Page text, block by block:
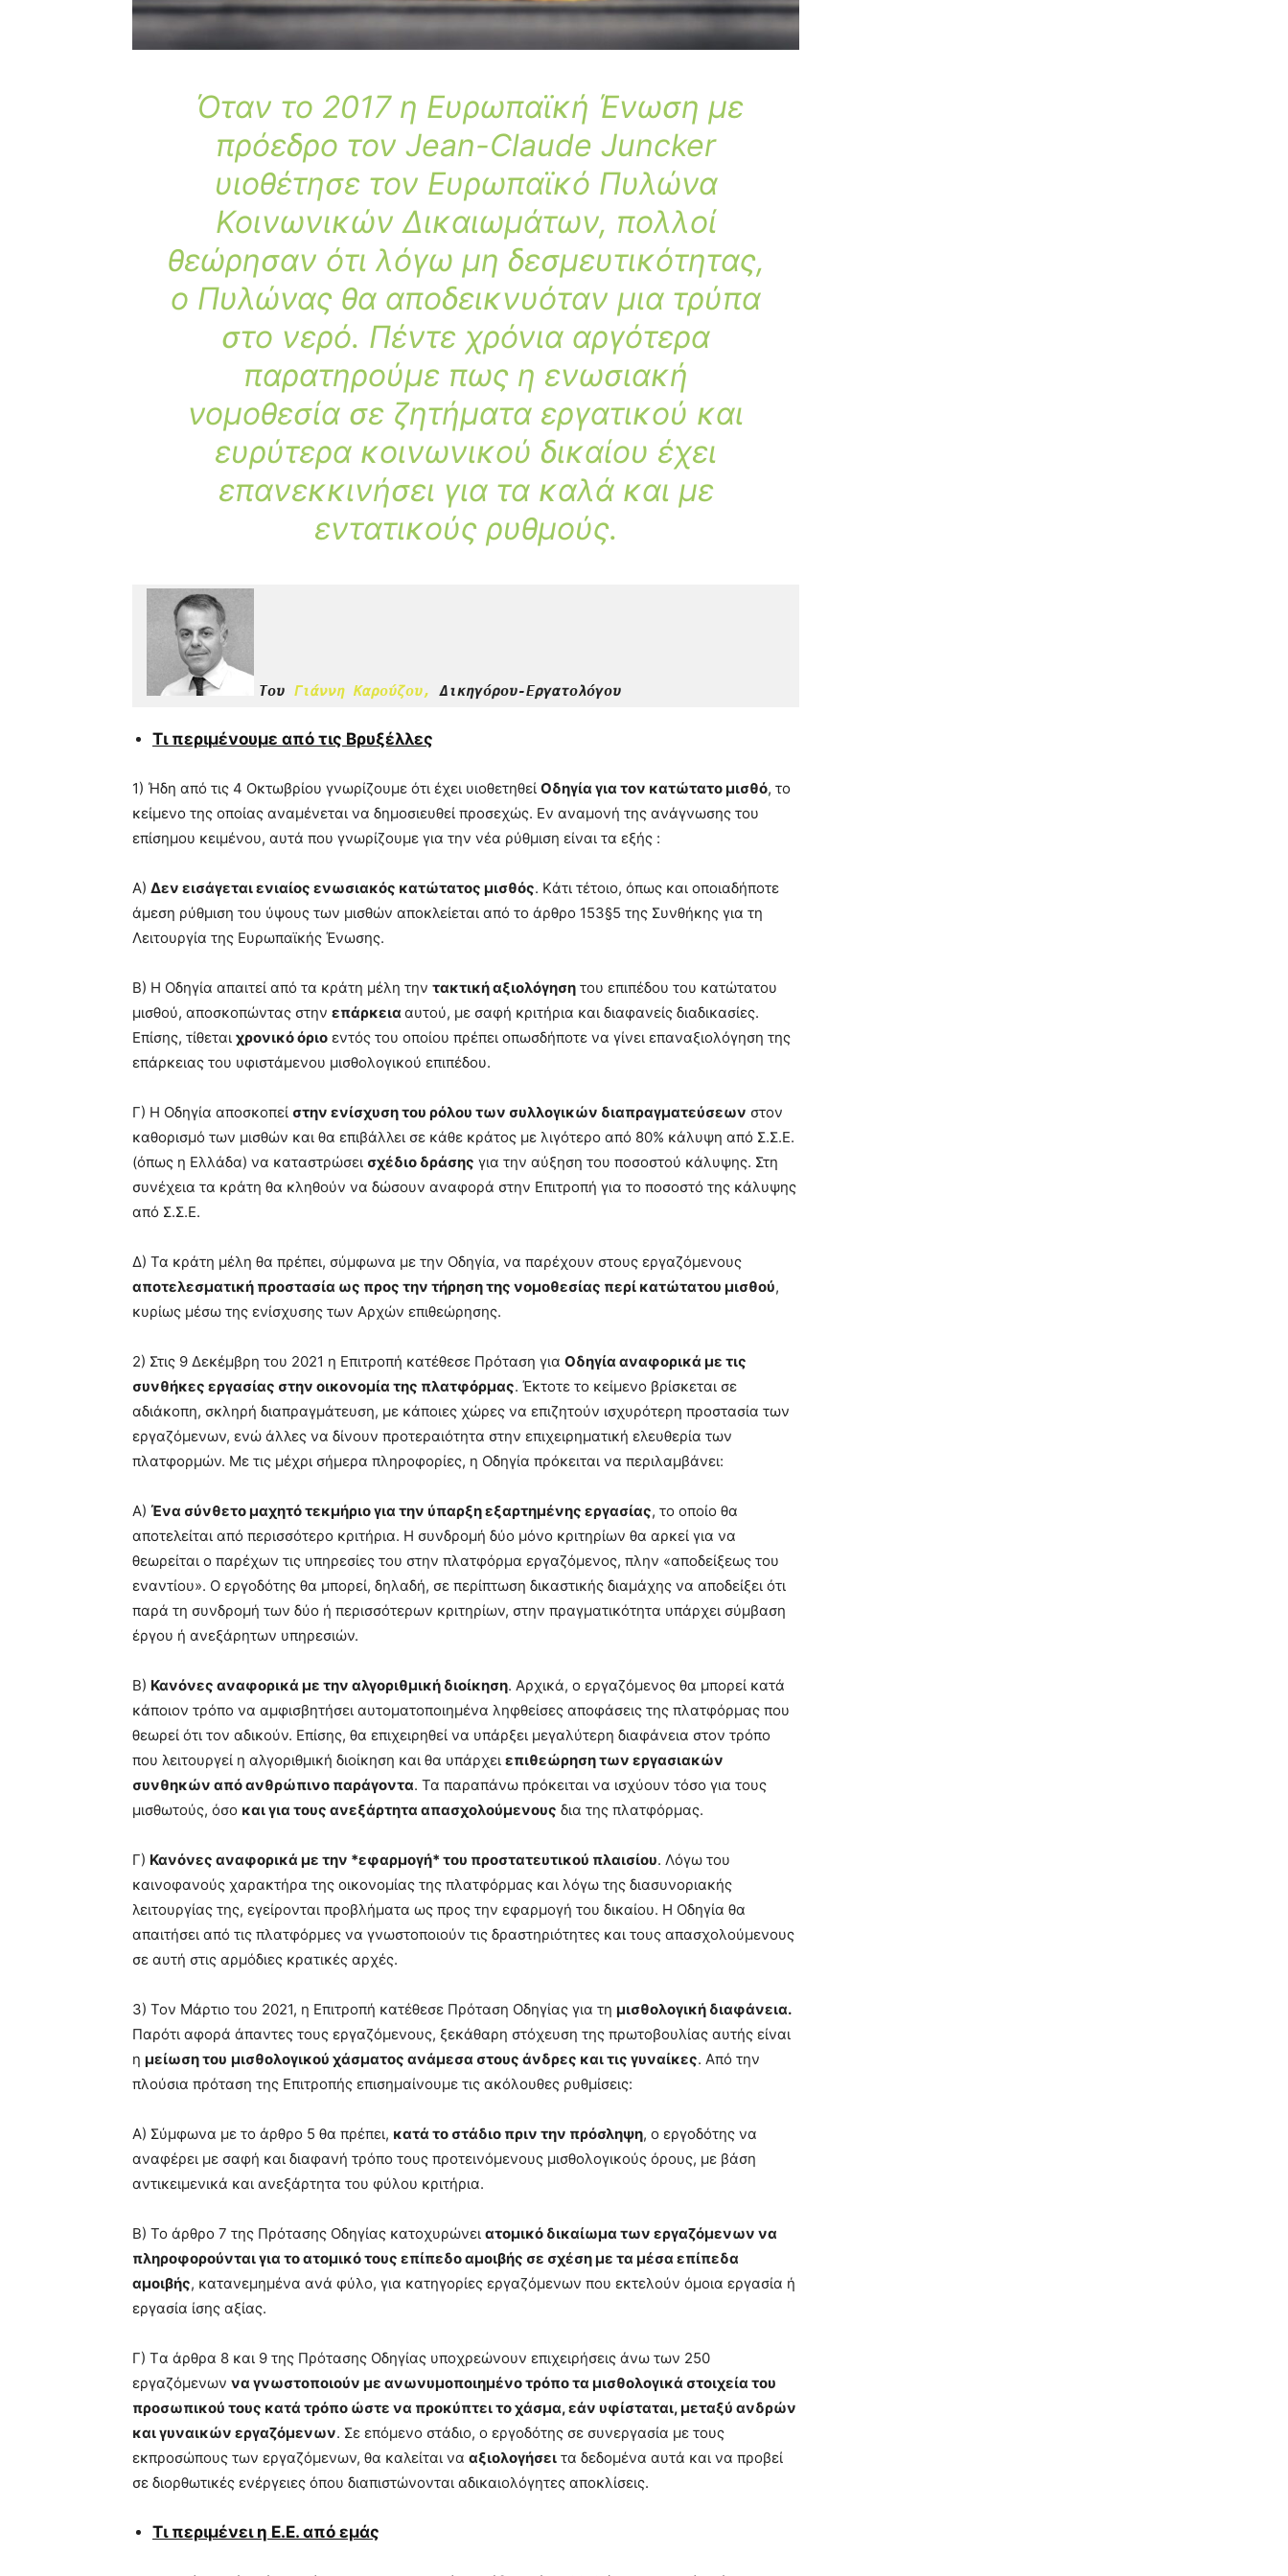
Όταν το 2017 η Ευρωπαϊκή Ένωση με
πρόεδρο τον Jean-Claude Juncker
υιοθέτησε τον Ευρωπαϊκό Πυλώνα
Κοινωνικών Δικαιωμάτων, πολλοί
θεώρησαν ότι λόγω μη δεσμευτικότητας,
ο Πυλώνας θα αποδεικνυόταν μια τρύπα
στο νερό. Πέντε χρόνια αργότερα
παρατηρούμε πως η ενωσιακή
νομοθεσία σε ζητήματα εργατικού και
ευρύτερα κοινωνικού δικαίου έχει
επανεκκινήσει για τα καλά και με
εντατικούς ρυθμούς.
Του Γιάννη Καρούζου, Δικηγόρου-Εργατολόγου
Τι περιμένουμε από τις Βρυξέλλες
1) Ήδη από τις 4 Οκτωβρίου γνωρίζουμε ότι έχει υιοθετηθεί Οδηγία για τον κατώτατο μισθό, το
κείμενο της οποίας αναμένεται να δημοσιευθεί προσεχώς. Εν αναμονή της ανάγνωσης του
επίσημου κειμένου, αυτά που γνωρίζουμε για την νέα ρύθμιση είναι τα εξής :
Α) Δεν εισάγεται ενιαίος ενωσιακός κατώτατος μισθός. Kάτι τέτοιο, όπως και οποιαδήποτε
άμεση ρύθμιση του ύψους των μισθών αποκλείεται από το άρθρο 153§5 της Συνθήκης για τη
Λειτουργία της Ευρωπαϊκής Ένωσης.
Β) Η Οδηγία απαιτεί από τα κράτη μέλη την τακτική αξιολόγηση του επιπέδου του κατώτατου
μισθού, αποσκοπώντας στην επάρκεια αυτού, με σαφή κριτήρια και διαφανείς διαδικασίες.
Επίσης, τίθεται χρονικό όριο εντός του οποίου πρέπει οπωσδήποτε να γίνει επαναξιολόγηση της
επάρκειας του υφιστάμενου μισθολογικού επιπέδου.
Γ) Η Οδηγία αποσκοπεί στην ενίσχυση του ρόλου των συλλογικών διαπραγματεύσεων στον
καθορισμό των μισθών και θα επιβάλλει σε κάθε κράτος με λιγότερο από 80% κάλυψη από Σ.Σ.Ε.
(όπως η Ελλάδα) να καταστρώσει σχέδιο δράσης για την αύξηση του ποσοστού κάλυψης. Στη
συνέχεια τα κράτη θα κληθούν να δώσουν αναφορά στην Επιτροπή για το ποσοστό της κάλυψης
από Σ.Σ.Ε.
Δ) Τα κράτη μέλη θα πρέπει, σύμφωνα με την Οδηγία, να παρέχουν στους εργαζόμενους
αποτελεσματική προστασία ως προς την τήρηση της νομοθεσίας περί κατώτατου μισθού,
κυρίως μέσω της ενίσχυσης των Αρχών επιθεώρησης.
2) Στις 9 Δεκέμβρη του 2021 η Επιτροπή κατέθεσε Πρόταση για Οδηγία αναφορικά με τις
συνθήκες εργασίας στην οικονομία της πλατφόρμας. Έκτοτε το κείμενο βρίσκεται σε
αδιάκοπη, σκληρή διαπραγμάτευση, με κάποιες χώρες να επιζητούν ισχυρότερη προστασία των
εργαζόμενων, ενώ άλλες να δίνουν προτεραιότητα στην επιχειρηματική ελευθερία των
πλατφορμών. Με τις μέχρι σήμερα πληροφορίες, η Οδηγία πρόκειται να περιλαμβάνει:
Α) Ένα σύνθετο μαχητό τεκμήριο για την ύπαρξη εξαρτημένης εργασίας, το οποίο θα
αποτελείται από περισσότερο κριτήρια. Η συνδρομή δύο μόνο κριτηρίων θα αρκεί για να
θεωρείται ο παρέχων τις υπηρεσίες του στην πλατφόρμα εργαζόμενος, πλην «αποδείξεως του
εναντίου». Ο εργοδότης θα μπορεί, δηλαδή, σε περίπτωση δικαστικής διαμάχης να αποδείξει ότι
παρά τη συνδρομή των δύο ή περισσότερων κριτηρίων, στην πραγματικότητα υπάρχει σύμβαση
έργου ή ανεξάρητων υπηρεσιών.
Β) Κανόνες αναφορικά με την αλγοριθμική διοίκηση. Αρχικά, ο εργαζόμενος θα μπορεί κατά
κάποιον τρόπο να αμφισβητήσει αυτοματοποιημένα ληφθείσες αποφάσεις της πλατφόρμας που
θεωρεί ότι τον αδικούν. Επίσης, θα επιχειρηθεί να υπάρξει μεγαλύτερη διαφάνεια στον τρόπο
που λειτουργεί η αλγοριθμική διοίκηση και θα υπάρχει επιθεώρηση των εργασιακών
συνθηκών από ανθρώπινο παράγοντα. Τα παραπάνω πρόκειται να ισχύουν τόσο για τους
μισθωτούς, όσο και για τους ανεξάρτητα απασχολούμενους δια της πλατφόρμας.
Γ) Κανόνες αναφορικά με την *εφαρμογή* του προστατευτικού πλαισίου. Λόγω του
καινοφανούς χαρακτήρα της οικονομίας της πλατφόρμας και λόγω της διασυνοριακής
λειτουργίας της, εγείρονται προβλήματα ως προς την εφαρμογή του δικαίου. Η Οδηγία θα
απαιτήσει από τις πλατφόρμες να γνωστοποιούν τις δραστηριότητες και τους απασχολούμενους
σε αυτή στις αρμόδιες κρατικές αρχές.
3) Toν Μάρτιο του 2021, η Επιτροπή κατέθεσε Πρόταση Οδηγίας για τη μισθολογική διαφάνεια.
Παρότι αφορά άπαντες τους εργαζόμενους, ξεκάθαρη στόχευση της πρωτοβουλίας αυτής είναι
η μείωση του μισθολογικού χάσματος ανάμεσα στους άνδρες και τις γυναίκες. Από την
πλούσια πρόταση της Επιτροπής επισημαίνουμε τις ακόλουθες ρυθμίσεις:
Α) Σύμφωνα με το άρθρο 5 θα πρέπει, κατά το στάδιο πριν την πρόσληψη, ο εργοδότης να
αναφέρει με σαφή και διαφανή τρόπο τους προτεινόμενους μισθολογικούς όρους, με βάση
αντικειμενικά και ανεξάρτητα του φύλου κριτήρια.
Β) Το άρθρο 7 της Πρότασης Οδηγίας κατοχυρώνει ατομικό δικαίωμα των εργαζόμενων να
πληροφορούνται για το ατομικό τους επίπεδο αμοιβής σε σχέση με τα μέσα επίπεδα
αμοιβής, κατανεμημένα ανά φύλο, για κατηγορίες εργαζόμενων που εκτελούν όμοια εργασία ή
εργασία ίσης αξίας.
Γ) Tα άρθρα 8 και 9 της Πρότασης Οδηγίας υποχρεώνουν επιχειρήσεις άνω των 250
εργαζόμενων να γνωστοποιούν με ανωνυμοποιημένο τρόπο τα μισθολογικά στοιχεία του
προσωπικού τους κατά τρόπο ώστε να προκύπτει το χάσμα, εάν υφίσταται, μεταξύ ανδρών
και γυναικών εργαζόμενων. Σε επόμενο στάδιο, ο εργοδότης σε συνεργασία με τους
εκπροσώπους των εργαζόμενων, θα καλείται να αξιολογήσει τα δεδομένα αυτά και να προβεί
σε διορθωτικές ενέργειες όπου διαπιστώνονται αδικαιολόγητες αποκλίσεις.
Τι περιμένει η Ε.Ε. από εμάς